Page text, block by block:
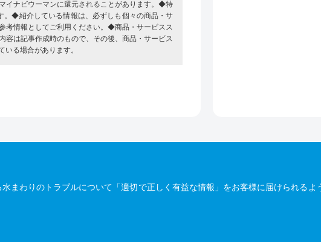
イナビウーマンに還元されることがあります。◆特
。◆紹介している情報は、必ずしも個々の商品・サ
考情報としてご利用ください。◆商品・サービスス
は記事作成時のもので、その後、商品・サービス
る場合があります。
まわりのトラブルについて「適切で正しく有益な情報」をお客様に届けられるよ